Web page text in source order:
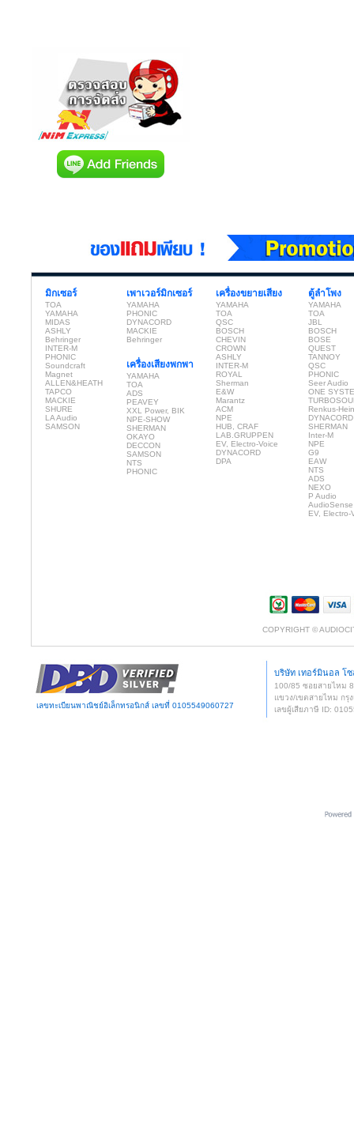
มิกเซอร์
TOA
YAMAHA
MIDAS
ASHLY
Behringer
INTER-M
PHONIC
Soundcraft
Magnet
ALLEN&HEATH
TAPCO
MACKIE
SHURE
LA Audio
SAMSON
เพาเวอร์มิกเซอร์
YAMAHA
PHONIC
DYNACORD
MACKIE
Behringer
เครื่องเสียงพกพา
YAMAHA
TOA
ADS
PEAVEY
XXL Power, BIK
NPE-SHOW
SHERMAN
OKAYO
DECCON
SAMSON
NTS
PHONIC
เครื่องขยายเสียง
YAMAHA
TOA
QSC
BOSCH
CHEVIN
CROWN
ASHLY
INTER-M
ROYAL
Sherman
E&W
Marantz
ACM
NPE
HUB, CRAF
LAB.GRUPPEN
EV, Electro-Voice
DYNACORD
DPA
ตู้ลำโพง
YAMAHA
TOA
JBL
BOSCH
BOSE
QUEST
TANNOY
QSC
PHONIC
Seer Audio
ONE
Renkus-
DYNACORD
SHERMAN
Inter-M
NPE
G9
EAW
NTS
ADS
NEXO
P Audio
AudioSense
EV, Electro-
COPYRIGHT ©
เลขทะเบียนพาณิชย์อิเล็กทรอนิกส์ เลขที่ 0105549060727
บริษัท เทอร์มินอล โ
100/85 ซอยสายไหม
แขวง/เขตสายไหม กรุ
เลขผู้เสียภาษี ID: